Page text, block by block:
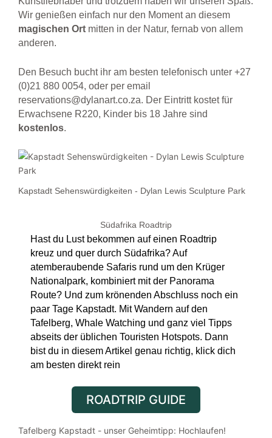
Wir genießen einfach nur den Moment an diesem
magischen Ort mitten in der Natur, fernab von allem
anderen.
Den Besuch bucht ihr am besten telefonisch unter +27
(0)21 880 0054, oder per email
reservations@dylanart.co.za. Der Eintritt kostet für
Erwachsene R220, Kinder bis 18 Jahre sind
kostenlos.
Kapstadt Sehenswürdigkeiten - Dylan Lewis Sculpture Park
Südafrika Roadtrip
Hast du Lust bekommen auf einen Roadtrip
kreuz und quer durch Südafrika? Auf
atemberaubende Safaris rund um den Krüger
Nationalpark, kombiniert mit der Panorama
Route? Und zum krönenden Abschluss noch ein
paar Tage Kapstadt. Mit Wandern auf den
Tafelberg, Whale Watching und ganz viel Tipps
abseits der üblichen Touristen Hotspots. Dann
bist du in diesem Artikel genau richtig, klick dich
am besten direkt rein
ROADTRIP GUIDE
Tafelberg Kapstadt - unser Geheimtipp: Hochlaufen!